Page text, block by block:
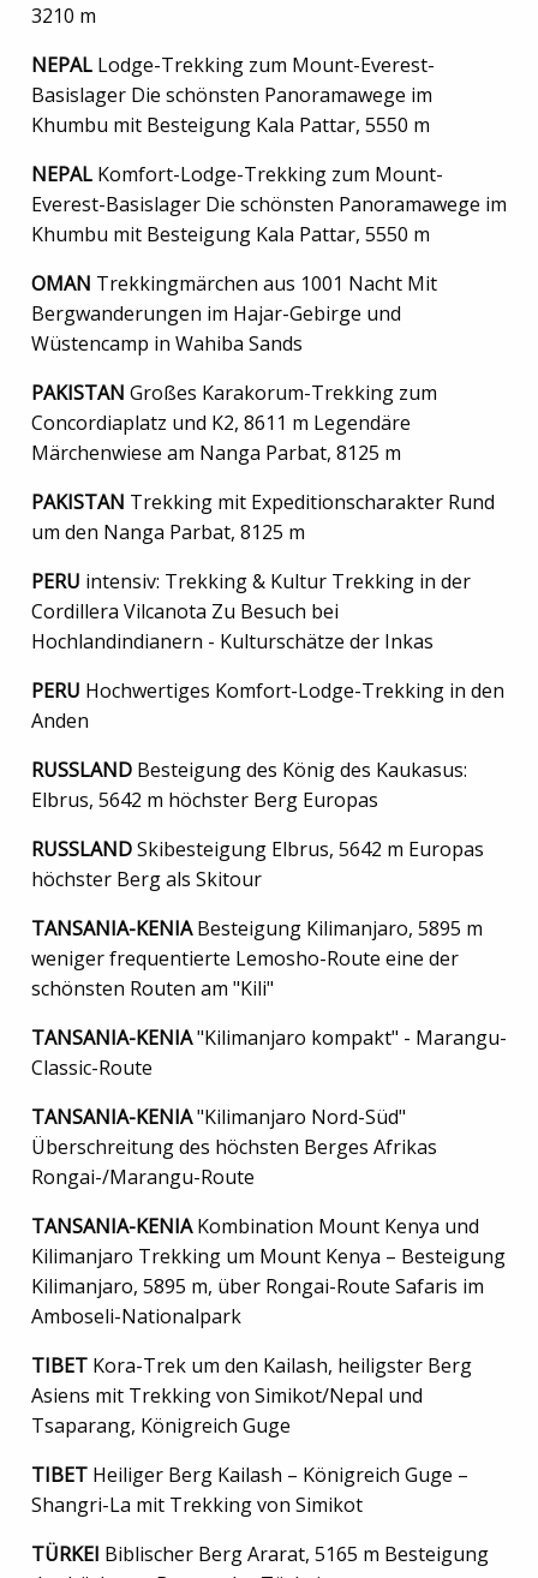
3210 m
NEPAL Lodge-Trekking zum Mount-Everest-
Basislager Die schönsten Panoramawege im
Khumbu mit Besteigung Kala Pattar, 5550 m
NEPAL Komfort-Lodge-Trekking zum Mount-
Everest-Basislager Die schönsten Panoramawege im
Khumbu mit Besteigung Kala Pattar, 5550 m
OMAN Trekkingmärchen aus 1001 Nacht Mit
Bergwanderungen im Hajar-Gebirge und
Wüstencamp in Wahiba Sands
PAKISTAN Großes Karakorum-Trekking zum
Concordiaplatz und K2, 8611 m Legendäre
Märchenwiese am Nanga Parbat, 8125 m
PAKISTAN Trekking mit Expeditionscharakter Rund
um den Nanga Parbat, 8125 m
PERU intensiv: Trekking & Kultur Trekking in der
Cordillera Vilcanota Zu Besuch bei
Hochlandindianern - Kulturschätze der Inkas
PERU Hochwertiges Komfort-Lodge-Trekking in den
Anden
RUSSLAND Besteigung des König des Kaukasus:
Elbrus, 5642 m höchster Berg Europas
RUSSLANDSkibesteigung Elbrus, 5642 m Europas
höchster Berg als Skitour
TANSANIA-KENIABesteigung Kilimanjaro, 5895 m
weniger frequentierte Lemosho-Route eine der
schönsten Routen am "Kili"
TANSANIA-KENIA"Kilimanjaro kompakt" - Marangu-
Classic-Route
TANSANIA-KENIA"Kilimanjaro Nord-Süd"
Überschreitung des höchsten Berges Afrikas
Rongai-/Marangu-Route
TANSANIA-KENIAKombination Mount Kenya und
Kilimanjaro Trekking um Mount Kenya – Besteigung
Kilimanjaro, 5895 m, über Rongai-Route Safaris im
Amboseli-Nationalpark
TIBET Kora-Trek um den Kailash, heiligster Berg
Asiens mit Trekking von Simikot/Nepal und
Tsaparang, Königreich Guge
TIBET Heiliger Berg Kailash – Königreich Guge –
Shangri-La mit Trekking von Simikot
TÜRKEI Biblischer Berg Ararat, 5165 m Besteigung